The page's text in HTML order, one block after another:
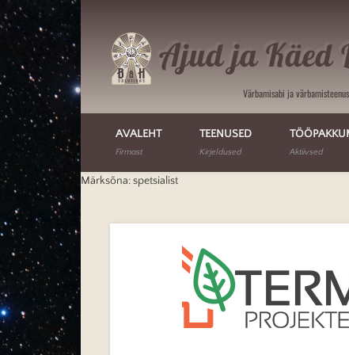
Ajud ja Käed
Värbamisabi ja
FacebookVimeo LinkedIn
AVALEHT
Firmast
TEENUSED
Kirjeldused Aktiivsed
Märksõna: spetsialist